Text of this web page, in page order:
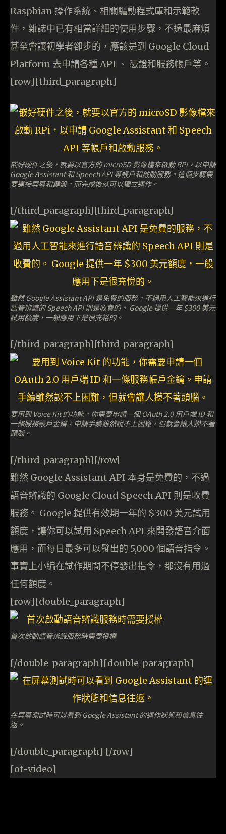
Raspbian 操作系統、相關驅動程式庫和示範軟
件，雜誌中已有相當詳細的使用步驟，不過最麻煩
甚至會讓初學者卻步的，應該是到 Google Cloud
Platform 去申請各種 API 、 憑證和服務帳戶等。
[row][third_paragraph]
嵌好硬件之後，就要以官方的 microSD 影像檔來啟動 RPi，以申請
Google Assistant 和 Speech API 等帳戶和啟動服務。這個步驟需
要連接屏幕和鍵盤，而完成後就可以獨立運作。
[/third_paragraph][third_paragraph]
雖然 Google Assistant API 是免費的服務，不過用人工智能來進行
語音辨識的 Speech API 則是收費的。 Google 提供一年 $300 美元
試用額度，一般應用下是很充裕的。
[/third_paragraph][third_paragraph]
要用到 Voice Kit 的功能，你需要申請一個 OAuth 2.0 用戶端 ID 和
一條服務帳戶金鑰。申請手續雖然說不上困難，但就會讓人摸不著
頭腦。
[/third_paragraph][/row]
雖然 Google Assistant API 本身是免費的，不過
語音辨識的 Google Cloud Speech API 則是收費
服務。 Google 提供有效期一年的 $300 美元試用
額度，讓你可以試用 Speech API 來開發語音介面
應用，而每日最多可以發出的 5,000 個語音指令。
事實上小編在試作期間不停發出指令，都沒有用過
任何額度。
[row][double_paragraph]
首次啟動語音辨識服務時需要授權
[/double_paragraph][double_paragraph]
在屏幕測試時可以看到 Google Assistant 的運作狀態和信息往
返。
[/double_paragraph] [/row]
[ot-video]